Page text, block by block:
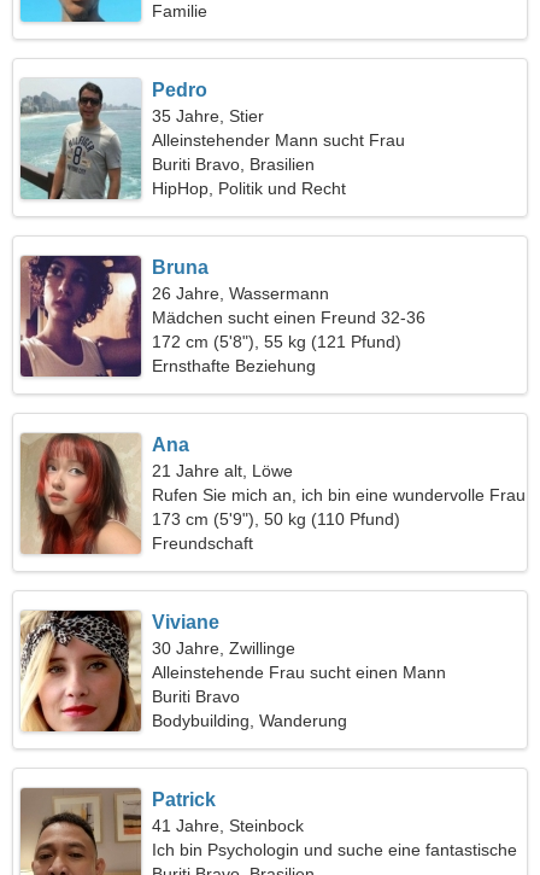
Familie
Pedro
35 Jahre, Stier
Alleinstehender Mann sucht Frau
Buriti Bravo, Brasilien
HipHop, Politik und Recht
Bruna
26 Jahre, Wassermann
Mädchen sucht einen Freund 32-36
172 cm (5'8"), 55 kg (121 Pfund)
Ernsthafte Beziehung
Ana
21 Jahre alt, Löwe
Rufen Sie mich an, ich bin eine wundervolle Frau
173 cm (5'9"), 50 kg (110 Pfund)
Freundschaft
Viviane
30 Jahre, Zwillinge
Alleinstehende Frau sucht einen Mann
Buriti Bravo
Bodybuilding, Wanderung
Patrick
41 Jahre, Steinbock
Ich bin Psychologin und suche eine fantastische